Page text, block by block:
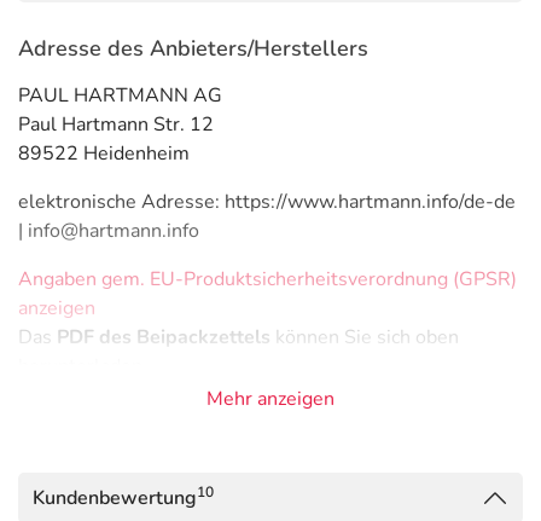
Adresse des Anbieters/Herstellers
PAUL HARTMANN AG
Paul Hartmann Str. 12
89522 Heidenheim
elektronische Adresse: https://www.hartmann.info/de-de
| info@hartmann.info
Angaben gem. EU-Produktsicherheitsverordnung (GPSR)
anzeigen
Das PDF des Beipackzettels können Sie sich oben
Mehr anzeigen
Kundenbewertung10